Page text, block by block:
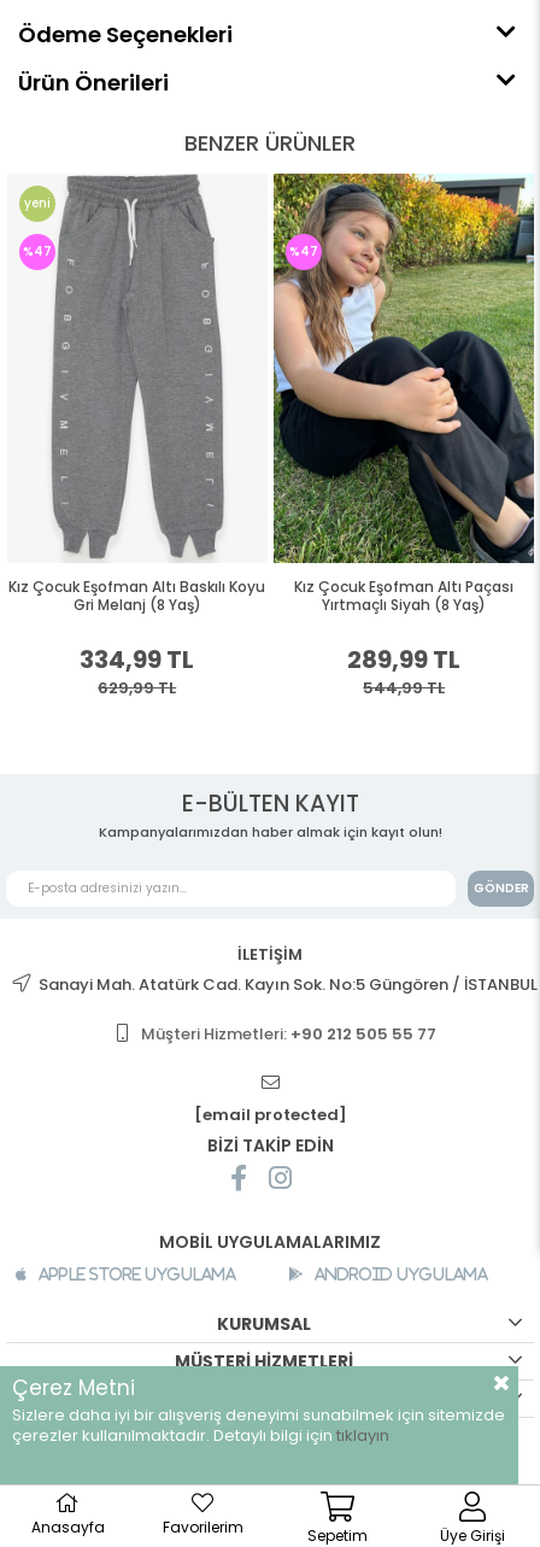
Ödeme Seçenekleri
Ürün Önerileri
BENZER ÜRÜNLER
Kız Çocuk Eşofman Altı Baskılı Koyu
Gri Melanj (8 Yaş)
334,99 TL
629,99 TL
%47
yeni
ürün
Kız Çocuk Eşofman Altı Paçası
Yırtmaçlı Siyah (8 Yaş)
289,99 TL
544,99 TL
%47
E-BÜLTEN KAYIT
Kampanyalarımızdan haber almak için kayıt olun!
GÖNDER
İLETİŞİM
Sanayi Mah. Atatürk Cad. Kayın Sok. No:5 Güngören / İSTANBUL
Müşteri Hizmetleri: +90 212 505 55 77
[email protected]
BİZİ TAKİP EDİN
MOBİL UYGULAMALARIMIZ
Apple Store Uygulama Android Uygulama
KURUMSAL
MÜŞTERİ HİZMETLERİ
©breeze.com.tr - Tüm hakları saklıdır.
Anasayfa Favorilerim Sepetim Üye Girişi
Çerez Metni
Sizlere daha iyi bir alışveriş deneyimi sunabilmek için sitemizde
çerezler kullanılmaktadır. Detaylı bilgi için tıklayın